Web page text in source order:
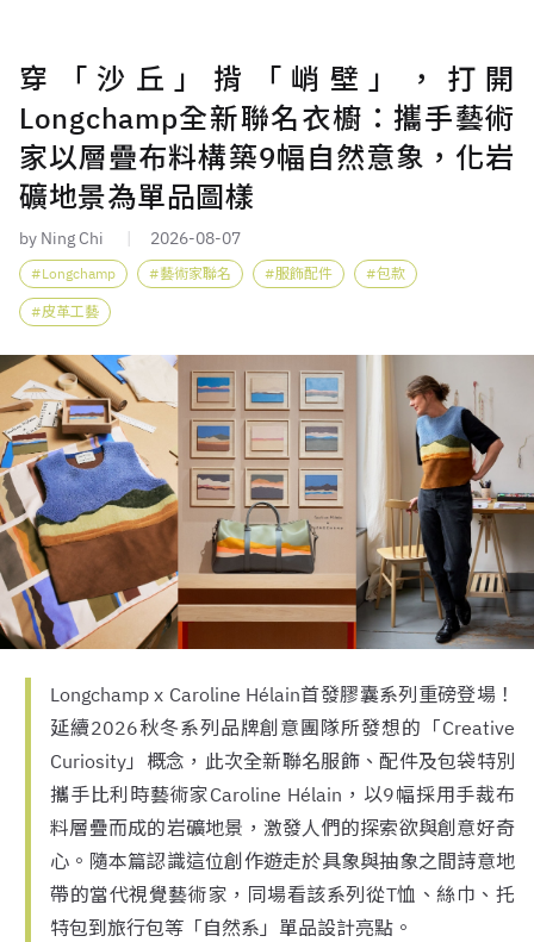
穿「沙丘」揹「峭壁」，打開
Longchamp全新聯名衣櫥：攜手藝術
家以層疊布料構築9幅自然意象，化岩
礦地景為單品圖樣
by Ning Chi 2026-08-07
Longchamp 藝術家聯名 服飾配件 包款
皮革工藝
Longchamp x Caroline Hélain首發膠囊系列重磅登場！
延續2026秋冬系列品牌創意團隊所發想的「Creative
Curiosity」概念，此次全新聯名服飾、配件及包袋特別
攜手比利時藝術家Caroline Hélain，以9幅採用手裁布
料層疊而成的岩礦地景，激發人們的探索欲與創意好奇
心。隨本篇認識這位創作遊走於具象與抽象之間詩意地
帶的當代視覺藝術家，同場看該系列從T恤、絲巾、托
特包到旅行包等「自然系」單品設計亮點。